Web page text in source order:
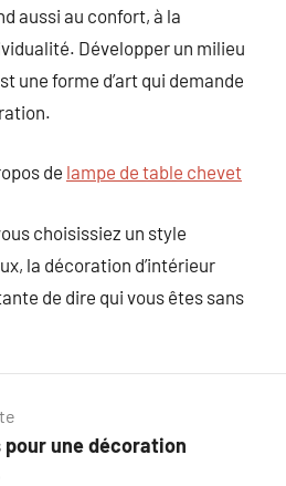
aussi au confort, à la
Développer un milieu
une forme d’art qui demande
de lampe de table chevet
choisissiez un style
la décoration d’intérieur
de dire qui vous êtes sans
une décoration